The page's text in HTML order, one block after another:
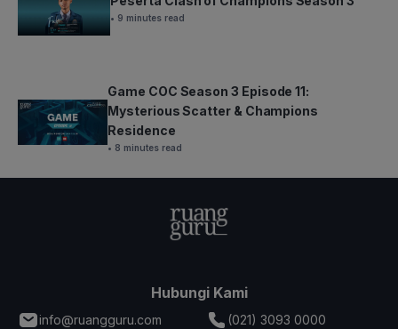
• 9 minutes read
Game COC Season 3 Episode 11:
Mysterious Scatter & Champions
Residence
• 8 minutes read
Hubungi Kami
info@ruangguru.com
(021) 3093 0000